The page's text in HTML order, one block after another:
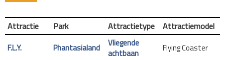
Attractie Park Attractietype Attractiemodel
F.L.Y. Phantasialand
Vliegende
achtbaan
Flying Coaster